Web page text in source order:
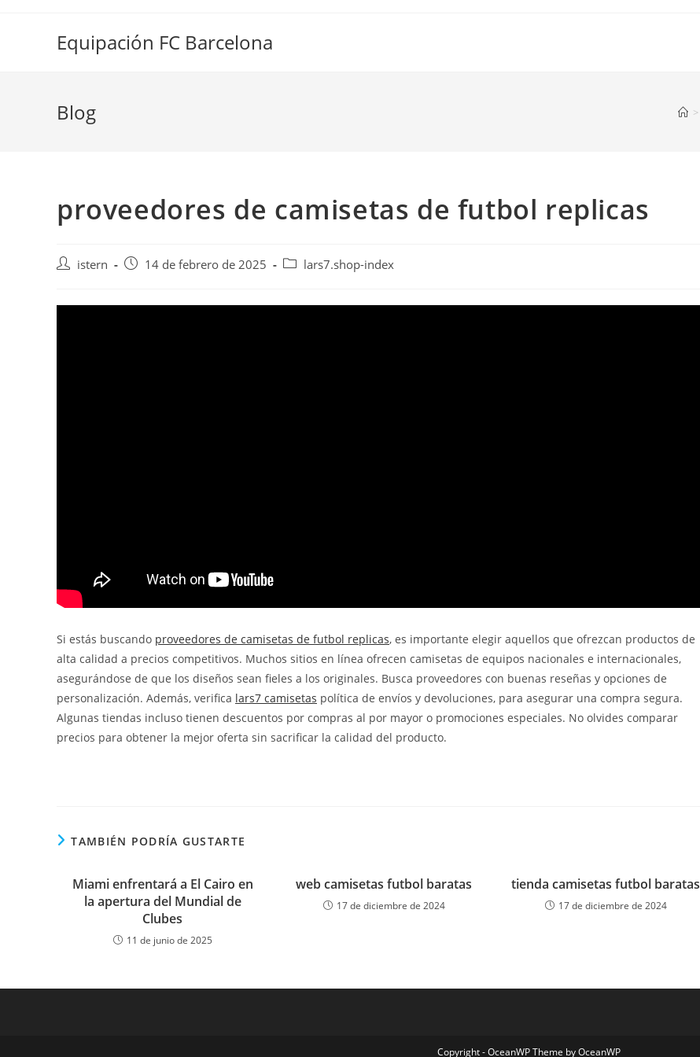
Equipación FC Barcelona
Blog >
proveedores de camisetas de futbol replicas
Autoristern
Publicación
14 de febrero de 2025
Categoría
lars7.shop-index
Si estás buscando proveedores de camisetas de futbol replicas, es importante elegir aquellos que ofrezcan productos de
alta calidad a precios competitivos. Muchos sitios en línea ofrecen camisetas de equipos nacionales e internacionales,
asegurándose de que los diseños sean fieles a los originales. Busca proveedores con buenas reseñas y opciones de
personalización. Además, verifica lars7 camisetas política de envíos y devoluciones, para asegurar una compra segura.
Algunas tiendas incluso tienen descuentos por compras al por mayor o promociones especiales. No olvides comparar
precios para obtener la mejor oferta sin sacrificar la calidad del producto.
TAMBIÉN PODRÍA GUSTARTE
Miami enfrentará a El Cairo en
la apertura del Mundial de
Clubes
11 de junio de 2025
web camisetas futbol baratas
17 de diciembre de 2024
tienda camisetas futbol baratas
17 de diciembre de 2024
Copyright - OceanWP Theme by OceanWP